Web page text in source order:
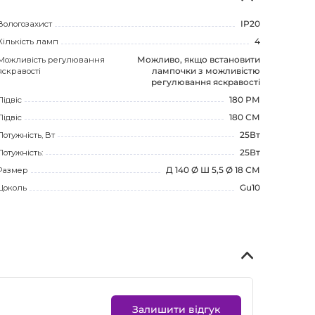
IP20
ламп
4
регулювання
Можливо, якщо встановити
лампочки з можливістю
регулювання яскравості
180 РМ
180 СМ
Вт
25Вт
25Вт
Д 140 Ø Ш 5,5 Ø 18 СМ
Gu10
Залишити відгук